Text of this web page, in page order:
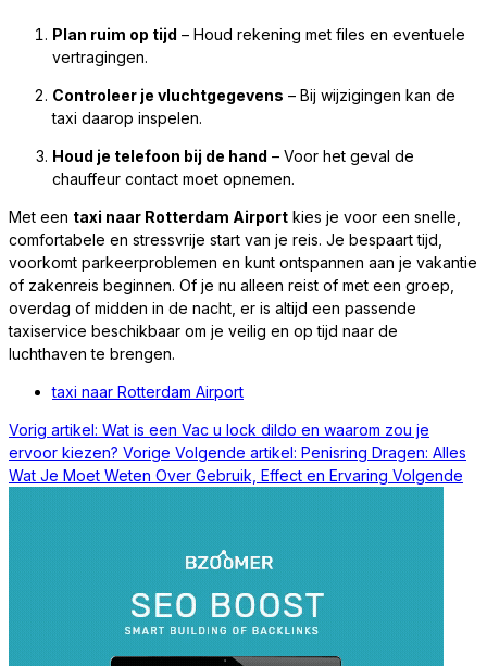
Plan ruim op tijd – Houd rekening met files en eventuele
vertragingen.
Controleer je vluchtgegevens – Bij wijzigingen kan de
taxi daarop inspelen.
Houd je telefoon bij de hand – Voor het geval de
chauffeur contact moet opnemen.
Met een taxi naar Rotterdam Airport kies je voor een snelle,
comfortabele en stressvrije start van je reis. Je bespaart tijd,
voorkomt parkeerproblemen en kunt ontspannen aan je vakantie
of zakenreis beginnen. Of je nu alleen reist of met een groep,
overdag of midden in de nacht, er is altijd een passende
taxiservice beschikbaar om je veilig en op tijd naar de
luchthaven te brengen.
taxi naar Rotterdam Airport
Vorig artikel: Wat is een Vac u lock dildo en waarom zou je
ervoor kiezen? Vorige Volgende artikel: Penisring Dragen: Alles
Wat Je Moet Weten Over Gebruik, Effect en Ervaring Volgende